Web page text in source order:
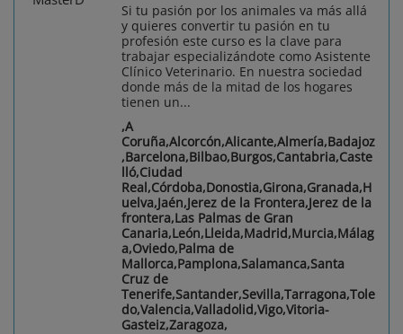
Si tu pasión por los animales va más allá
y quieres convertir tu pasión en tu
profesión este curso es la clave para
trabajar especializándote como Asistente
Clínico Veterinario. En nuestra sociedad
donde más de la mitad de los hogares
tienen un...
,A
Coruña,Alcorcón,Alicante,Almería,Badajoz
,Barcelona,Bilbao,Burgos,Cantabria,Caste
lló,Ciudad
Real,Córdoba,Donostia,Girona,Granada,H
uelva,Jaén,Jerez de la Frontera,Jerez de la
frontera,Las Palmas de Gran
Canaria,León,Lleida,Madrid,Murcia,Málag
a,Oviedo,Palma de
Mallorca,Pamplona,Salamanca,Santa
Cruz de
Tenerife,Santander,Sevilla,Tarragona,Tole
do,Valencia,Valladolid,Vigo,Vitoria-
Gasteiz,Zaragoza,